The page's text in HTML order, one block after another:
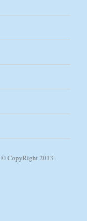
© CopyRight 2013-